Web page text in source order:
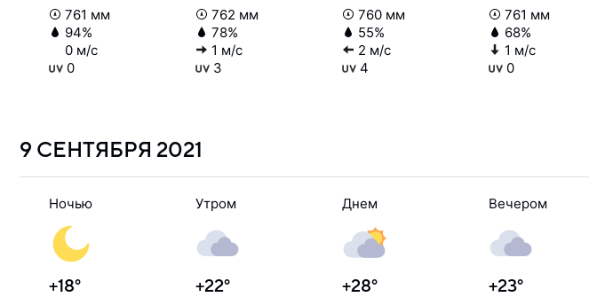
761 мм
94%
0 м/с
0
762 мм
78%
1 м/с
3
760 мм
55%
2 м/с
4
761 мм
68%
1 м/с
0
9 СЕНТЯБРЯ 2021
Ночью
+18°
Утром
+22°
Днем
+28°
Вечером
+23°